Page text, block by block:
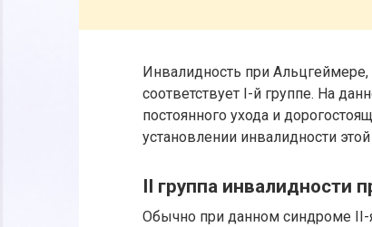
Инвалидность при
соответствует I-й группе. На
постоянного ухода и
установлении инвалидности
II группа инвалидности
Обычно при данном синдроме II-